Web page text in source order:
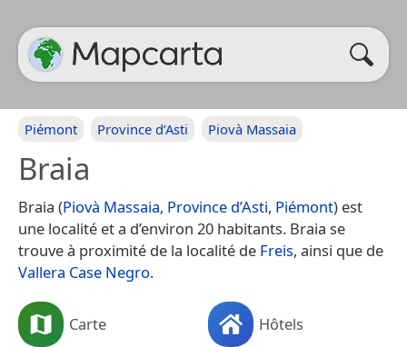
Piémont Province d’Asti Piovà Massaia
Braia
Braia (Piovà Massaia, Province d’Asti, Piémont) est
une localité et a d’environ 20 habitants. Braia se
trouve à proximité de la localité de Freis, ainsi que de
Vallera Case Negro.
Carte Hôtels